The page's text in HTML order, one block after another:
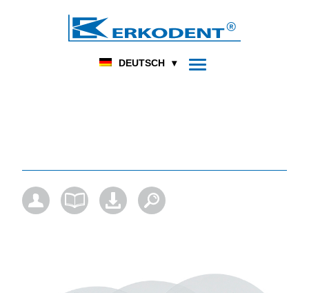
DEUTSCH
DENTAL FUSSORTHOPÄDIE
HOME PRODUKT